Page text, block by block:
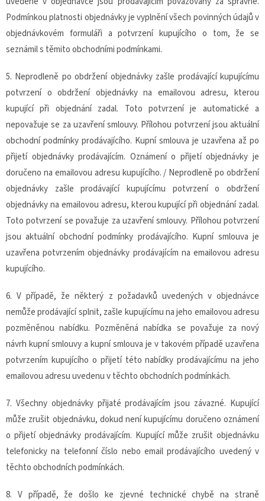
Podmínkou platnosti objednávky je vyplnění všech povinných údajů v
objednávkovém formuláři a potvrzení kupujícího o tom, že se
seznámil s těmito obchodními podmínkami.
5. Neprodleně po obdržení objednávky zašle prodávající kupujícímu
potvrzení o obdržení objednávky na emailovou adresu, kterou
kupující při objednání zadal. Toto potvrzení je automatické a
nepovažuje se za uzavření smlouvy. Přílohou potvrzení jsou aktuální
obchodní podmínky prodávajícího. Kupní smlouva je uzavřena až po
přijetí objednávky prodávajícím. Oznámení o přijetí objednávky je
doručeno na emailovou adresu kupujícího. / Neprodleně po obdržení
objednávky zašle prodávající kupujícímu potvrzení o obdržení
objednávky na emailovou adresu, kterou kupující při objednání zadal.
Toto potvrzení se považuje za uzavření smlouvy. Přílohou potvrzení
jsou aktuální obchodní podmínky prodávajícího. Kupní smlouva je
uzavřena potvrzením objednávky prodávajícím na emailovou adresu
kupujícího.
6. V případě, že některý z požadavků uvedených v objednávce
nemůže prodávající splnit, zašle kupujícímu na jeho emailovou adresu
pozměněnou nabídku. Pozměněná nabídka se považuje za nový
návrh kupní smlouvy a kupní smlouva je v takovém případě uzavřena
potvrzením kupujícího o přijetí této nabídky prodávajícímu na jeho
emailovou adresu uvedenu v těchto obchodních podmínkách.
7. Všechny objednávky přijaté prodávajícím jsou závazné. Kupující
může zrušit objednávku, dokud není kupujícímu doručeno oznámení
o přijetí objednávky prodávajícím. Kupující může zrušit objednávku
telefonicky na telefonní číslo nebo email prodávajícího uvedený v
těchto obchodních podmínkách.
8. V případě, že došlo ke zjevné technické chybě na straně